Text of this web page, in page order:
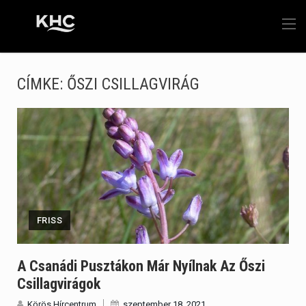
CÍMKE: ŐSZI CSILLAGVIRÁG
FRISS
A Csanádi Pusztákon Már Nyílnak Az Őszi
Csillagvirágok